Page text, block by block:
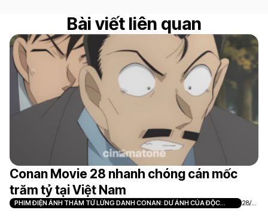
Bài viết liên quan
Conan Movie 28 nhanh chóng cán mốc
trăm tỷ tại Việt Nam
PHIM ĐIỆN ẢNH THÁM TỬ LỪNG DANH CONAN: DƯ ẢNH CỦA ĐỘC
NHÃN
28/0